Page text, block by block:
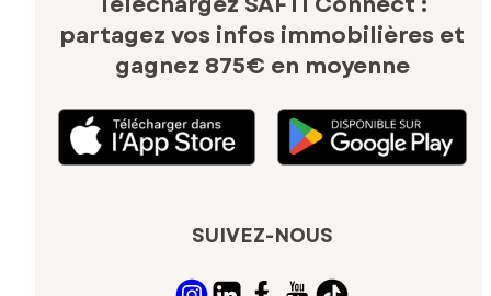
partagez vos infos immobilières et
gagnez 875€ en moyenne
SUIVEZ-NOUS